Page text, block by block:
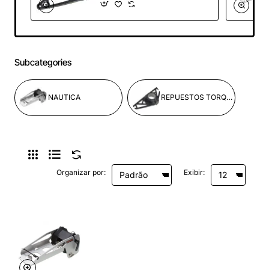
Subcategories
NAUTICA REPUESTOS TORQEEDO
Organizar por: Exibir: